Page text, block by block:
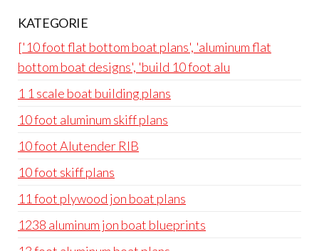
KATEGORIE
['10 foot flat bottom boat plans', 'aluminum flat
bottom boat designs', 'build 10 foot alu
1 1 scale boat building plans
10 foot aluminum skiff plans
10 foot Alutender RIB
10 foot skiff plans
11 foot plywood jon boat plans
1238 aluminum jon boat blueprints